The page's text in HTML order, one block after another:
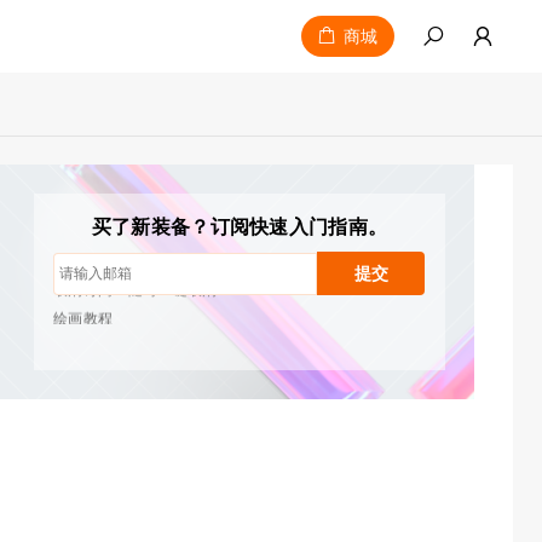
商城
买了新装备？订阅快速入门指南。
提交
新品发布与优惠活动
艺术家故事与灵感
每月1-2封邮件，绝不发送垃圾邮件
您的电子邮件仅用于获取所请求的内容
取消订阅：随时一键取消
绘画教程